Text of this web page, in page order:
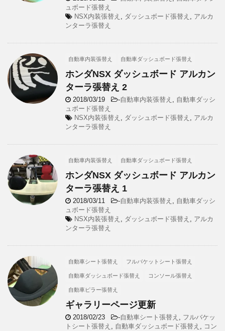
ュボード張替え
NSX内装張替え , ダッシュボード張替え , アルカ
ンターラ張替え
自動車内装張替え 自動車ダッシュボード張替え
ホンダNSX ダッシュボード アルカン
ターラ張替え 2
2018/03/19 -自動車内装張替え , 自動車ダッシ
ュボード張替え
NSX内装張替え , ダッシュボード張替え , アルカ
ンターラ張替え
自動車内装張替え 自動車ダッシュボード張替え
ホンダNSX ダッシュボード アルカン
ターラ張替え 1
2018/03/11 -自動車内装張替え , 自動車ダッシ
ュボード張替え
NSX内装張替え , ダッシュボード張替え , アルカ
ンターラ張替え
自動車シート張替え フルバケットシート張替え
自動車ダッシュボード張替え コンソール張替え
自動車ピラー張替え
ギャラリーページ更新
2018/02/23 -自動車シート張替え , フルバケッ
トシート張替え , 自動車ダッシュボード張替え , コン